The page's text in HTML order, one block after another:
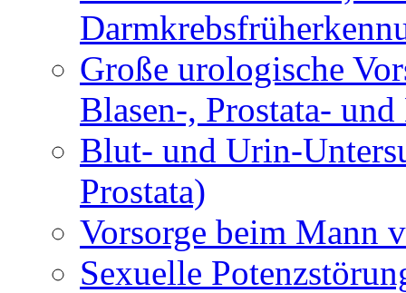
Große urologische
Blasen-, Prostata-
Blut- und Urin-
Prostata)
Vorsorge beim Mann
Sexuelle